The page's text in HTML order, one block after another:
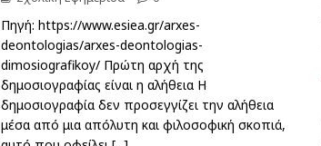
Πηγή: https://www.esiea.gr/arxes-
deontologias/arxes-deontologias-
dimosiografikoy/ Πρώτη αρχή της
δημοσιογραφίας είναι η αλήθεια Η
δημοσιογραφία δεν προσεγγίζει την αλήθεια
μέσα από μια απόλυτη και φιλοσοφική σκοπιά,